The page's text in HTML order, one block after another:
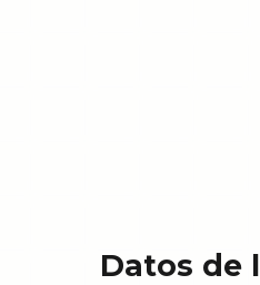
Datos de